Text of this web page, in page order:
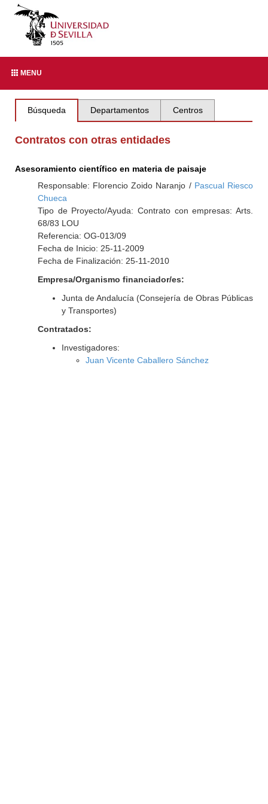
MENU
Búsqueda Departamentos Centros
Contratos con otras entidades
Asesoramiento científico en materia de paisaje
Responsable: Florencio Zoido Naranjo / Pascual Riesco
Chueca
Tipo de Proyecto/Ayuda: Contrato con empresas: Arts.
68/83 LOU
Referencia: OG-013/09
Fecha de Inicio: 25-11-2009
Fecha de Finalización: 25-11-2010
Empresa/Organismo financiador/es:
Junta de Andalucía (Consejería de Obras Públicas
y Transportes)
Contratados:
Investigadores:
Juan Vicente Caballero Sánchez